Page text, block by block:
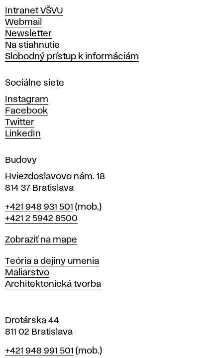
ý
t
v
a
r
ý
c
h
u
m
e
í
v
r
a
i
l
a
v
Intranet VŠVU
Webmail
Newsletter
Na stiahnutie
Slobodný prístup k informáciám
Sociálne siete
Instagram
Facebook
Twitter
LinkedIn
Budovy
Hviezdoslavovo nám. 18
814 37 Bratislava
Telefón
+421 948 931 501 (mob.)
+421 2 5942 8500
Mapa
Zobraziť na mape
Katedry
Teória a dejiny umenia
Maliarstvo
Architektonická tvorba
Drotárska 44
811 02 Bratislava
Telefón
+421 948 991 501 (mob.)